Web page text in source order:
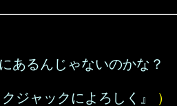
あるんじゃないのかな？
ジャックによろしく』
）